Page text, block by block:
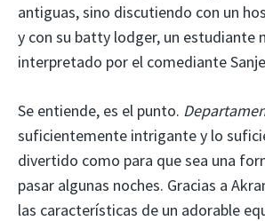
antiguas, sino discutiendo con un
y con su batty lodger, un estudiante
interpretado por el comediante
Se entiende, es el punto.
suficientemente intrigante y lo
divertido como para que sea una
pasar algunas noches. Gracias a
las características de un adorable